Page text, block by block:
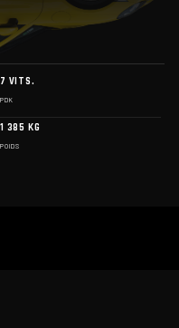
7 VITS.
PDK
1 385 KG
POIDS